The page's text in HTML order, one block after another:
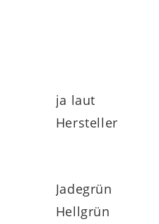
ja laut
Hersteller
Jadegrün
Hellgrün